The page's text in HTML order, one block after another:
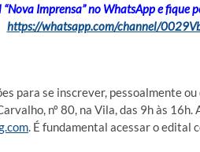
“Nova Imprensa” no WhatsApp e
https://whatsapp.com/channel/
para se inscrever, pessoalmente
nº 80, na Vila, das 9h às
. É fundamental acessar o edital